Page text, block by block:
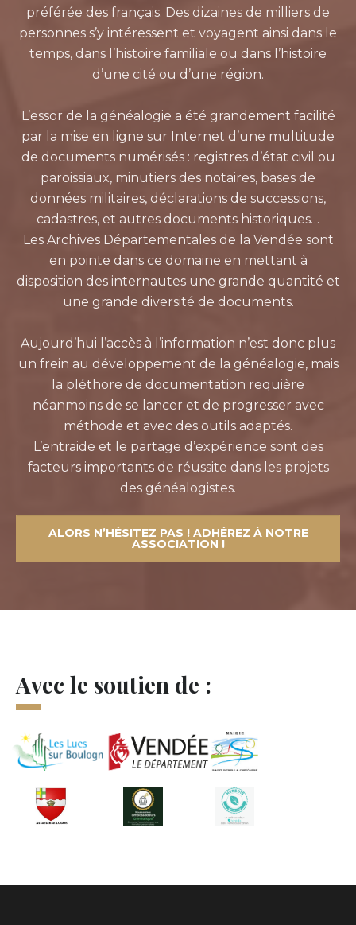
préférée des français. Des dizaines de milliers de
personnes s’y intéressent et voyagent ainsi dans le
temps, dans l’histoire familiale ou dans l’histoire
d’une cité ou d’une région.
L’essor de la généalogie a été grandement facilité
par la mise en ligne sur Internet d’une multitude
de documents numérisés : registres d’état civil ou
paroissiaux, minutiers des notaires, bases de
données militaires, déclarations de successions,
cadastres, et autres documents historiques…
Les Archives Départementales de la Vendée sont
en pointe dans ce domaine en mettant à
disposition des internautes une grande quantité et
une grande diversité de documents.
Aujourd’hui l’accès à l’information n’est donc plus
un frein au développement de la généalogie, mais
la pléthore de documentation requière
néanmoins de se lancer et de progresser avec
méthode et avec des outils adaptés.
L’entraide et le partage d’expérience sont des
facteurs importants de réussite dans les projets
des généalogistes.
ALORS N’HÉSITEZ PAS ! ADHÉREZ À NOTRE
ASSOCIATION !
Avec le soutien de :